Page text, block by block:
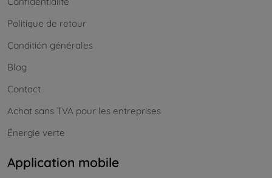
Politique de retour
Conditión générales
Blog
Contact
Achat sans TVA pour les entreprises
Énergie verte
Application mobile